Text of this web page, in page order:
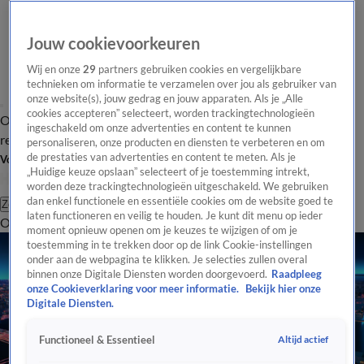
Overzicht Laatste nieuws Regionieuws Het beste van Hart
Tip de
redactie
Volg Hart van Nederland
Zoeken
OverzichtRegioUitzendingenWeerTip de redactiePanelVideo's
Jouw cookievoorkeuren
Wij en onze29 partners gebruiken cookies en vergelijkbare
technieken om informatie te verzamelen over jou als gebruiker van
onze website(s), jouw gedrag en jouw apparaten. Als je „Alle
cookies accepteren” selecteert, worden trackingtechnologieën
ingeschakeld om onze advertenties en content te kunnen
personaliseren, onze producten en diensten te verbeteren en om
de prestaties van advertenties en content te meten. Als je
„Huidige keuze opslaan” selecteert of je toestemming intrekt,
worden deze trackingtechnologieën uitgeschakeld. We gebruiken
dan enkel functionele en essentiële cookies om de website goed te
laten functioneren en veilig te houden. Je kunt dit menu op ieder
moment opnieuw openen om je keuzes te wijzigen of om je
toestemming in te trekken door op de link Cookie-instellingen
onder aan de webpagina te klikken. Je selecties zullen overal
binnen onze Digitale Diensten worden doorgevoerd. Raadpleeg
onze Cookieverklaring voor meer informatie.
Bekijk hier onze
Digitale Diensten.
Functioneel & Essentieel Altijd actief